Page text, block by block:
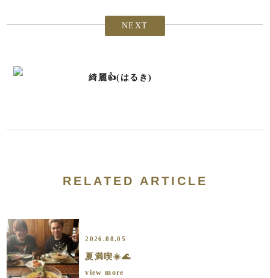
NEXT
綺麗👍(はるき)
RELATED ARTICLE
2026.08.05
夏満喫☀️🌊
view more